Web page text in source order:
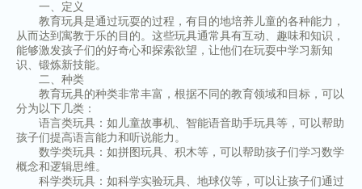
一、定义
教育玩具是通过玩耍的过程，有目的地培养儿童的各种能力，
从而达到寓教于乐的目的。这些玩具通常具有互动、趣味和知识，
能够激发孩子们的好奇心和探索欲望，让他们在玩耍中学习新知
识、锻炼新技能。
二、种类
教育玩具的种类非常丰富，根据不同的教育领域和目标，可以
分为以下几类：
语言类玩具：如儿童故事机、智能语音助手玩具等，可以帮助
孩子们提高语言能力和听说能力。
数学类玩具：如拼图玩具、积木等，可以帮助孩子们学习数学
概念和逻辑思维。
科学类玩具：如科学实验玩具、地球仪等，可以让孩子们通过